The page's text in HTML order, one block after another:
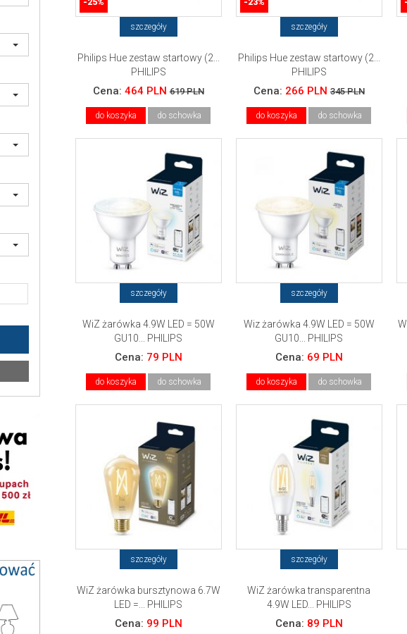
-25%
szczegóły
Philips Hue zestaw startowy (2...
PHILIPS
Cena: 464 PLN 619 PLN
do koszyka do schowka
-23%
szczegóły
Philips Hue zestaw startowy (2...
PHILIPS
Cena: 266 PLN 345 PLN
do koszyka do schowka
szczegóły
WiZ żarówka 4.9W LED = 50W
GU10... PHILIPS
Cena: 79 PLN
do koszyka do schowka
szczegóły
Wiz żarówka 4.9W LED = 50W
GU10... PHILIPS
Cena: 69 PLN
do koszyka do schowka
szczegóły
WiZ żarówka bursztynowa 6.7W
LED =... PHILIPS
Cena: 99 PLN
szczegóły
WiZ żarówka transparentna
4.9W LED... PHILIPS
Cena: 89 PLN